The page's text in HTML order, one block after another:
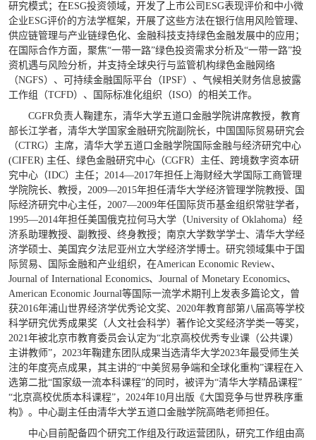
研究模式；在ESG投资领域，开发了上市公司ESG表现评价和中小微
企业ESG评价的方法学框架，开展了这些方法在银行信用风险管理、
供应链管理与产业链绿色化、金融科技支持绿色金融发展中的应用；
在国际合作方面，聚焦“一带一路”绿色投资需求分析及“一带一路”投
资机遇与风险分析，并支持全球央行与监管机构绿色金融网络
（NGFS）、可持续金融国际平台（IPSF）、气候相关财务信息披露
工作组（TCFD）、国际标准化组织（ISO）的相关工作。
CGFR负责人鞠建东，清华大学五道口金融学院讲席教授，教育
部长江学者，清华大学国家金融研究院副院长，中国国际贸易研究会
（CTRG）主席，清华大学五道口金融学院国际金融与经济研究中心
(CIFER) 主任、绿色金融研究中心（CGFR）主任、跨境数字资本研
究中心（IDC）主任；2014—2017年担任上海财经大学国际工商管理
学院院长、教授，2009—2015年担任清华大学经济管理学院教授、国
际经济研究中心主任，2007—2009年任国际货币基金组织常驻学者，
1995—2014年担任美国俄克拉何马大学（University of Oklahoma）经
济系助理教授、副教授、终身教授；南京大学数学学士、清华大学经
济学硕士、美国宾夕法尼亚州立大学经济学博士。研究领域集中于国
际贸易、国际金融和产业组织，在American Economic Review、
Journal of International Economics、Journal of Monetary Economics、
American Economic Journal等国际一流学术期刊上发表多篇论文，曾
获2016年浦山世界经济学优秀论文奖、2020年教育部第八届高等学校
科学研究优秀成果奖（人文社会科学）著作论文奖经济学类一等奖，
2021年被北京市教育委员会认定为“北京高校优秀专业课（公共课）
主讲教师”，2023年鞠建东团队成果当选清华大学2023年最受师生关
注的年度亮点成果，其主讲的“中美贸易争端和全球化重构”课程在入
选第二批“国家级一流本科课程”的同时，被评为“清华大学精品课程”
“北京高校优质本科课程”，2024年10月出版《大国竞争与世界秩序重
构》。中心副主任由清华大学五道口金融学院高皓老师担任。
中心目前配备四个研究工作组及行政运营团队，研究工作组由高